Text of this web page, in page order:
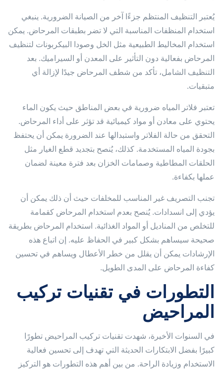
يُعتبر التنظيف المنتظم جزءًا آخر من الصيانة الضرورية. ينبغي
استخدام المنظفات المناسبة التي لا تضر بطبقات المرحاض. يمكن
استخدام المخاليط الطبيعية مثل الخل وصودا البيكربونات لتنظيف
المرحاض بفعالية دون التأثير على المعدن أو السيراميك. بعد
التنظيف الشامل، تأكد من شطف المرحاض جيدًا لإزالة أي
متبقيات.
تعتبر فلاتر المياه ضرورية في بعض المناطق حيث يكون الماء
يحتوي على معادن أو مواد كيميائية قد تؤثر على أداء المرحاض.
التحقق من حالة الفلاتر واستبدالها عند الضرورة يمكن أن يحتفظ
بجودة المياه المستخدمة. كذلك، يُنصح بتجديد قطع الغيار مثل
الحلقات المطاطية وصمامات الخزان بعد فترة معينة لضمان
عملها بكفاءة.
تجنب التصريف غير المناسب للمخلفات حيث أن ذلك يمكن أن
يؤدي إلى انسدادات. يُنصح بعدم استخدام المرحاض كقمامة
للتخلص من المناديل أو المواد الغذائية. استخدام المرحاض بطريقة
صحيحة سيساهم بشكل كبير في الحفاظ عليه. إن اتباع هذه
الإرشادات يمكن أن يقلل من خطر الأعطال ويساهم في تحسين
كفاءة المرحاض على المدى الطويل.
التطورات في تقنيات تركيب
المراحيض
في السنوات الأخيرة، شهدت تقنيات تركيب المراحيض تطورًا
كبيرًا بفضل الابتكارات الحديثة التي تهدف إلى تحسين فعالية
الاستخدام وزيادة الراحة. من بين أهم هذه التطورات هو التركيز